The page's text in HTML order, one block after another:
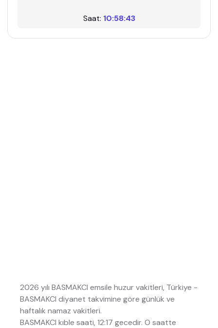
Saat: 10:58:44
2026 yılı BASMAKCI emsile huzur vakitleri, Türkiye -
BASMAKCI diyanet takvimine göre günlük ve
haftalık namaz vakitleri.
BASMAKCI kıble saati, 12:17 gecedir. O saatte